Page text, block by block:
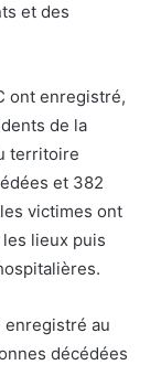
et des
ont enregistré,
de la
territoire
et 382
victimes ont
lieux puis
au
décédées